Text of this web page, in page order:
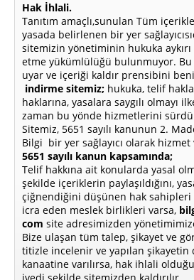
Hak İhlali.
Tanıtım amaçlı,sunulan Tüm
yasada belirlenen bir yer
sitemizin yönetiminin hukuka
etme yükümlülüğü bulunmuyor.
uyar ve içeriği kaldır prensibini
indirme sitemiz; hukuka, telif
haklarına, yasalara saygılı olmayı
zaman bu yönde hizmetlerini
Sitemiz, 5651 sayılı kanunun 2.
Bilgi bir yer sağlayıcı olarak hizmet
5651 sayılı kanun kapsamında;
Telif hakkına ait konularda yasal
şekilde içeriklerin paylaşıldığını,
çiğnendiğini düşünen hak sahipleri
icra eden meslek birlikleri varsa,
com site adresimizden
Bize ulaşan tüm talep, şikayet ve
titizle incelenir ve yapılan şikayetin
kanaatine varılırsa, hak ihlali